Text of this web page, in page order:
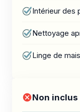
Intérieur des
Nettoyage
Linge de
Non